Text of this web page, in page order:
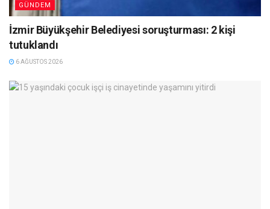
GÜNDEM
İzmir Büyükşehir Belediyesi soruşturması: 2 kişi
tutuklandı
6 AĞUSTOS 2026